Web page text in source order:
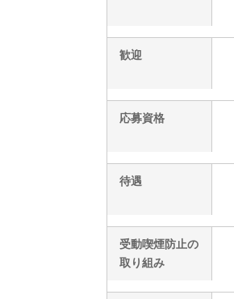
歓迎
応募資格
待遇
受動喫煙防止の
取り組み